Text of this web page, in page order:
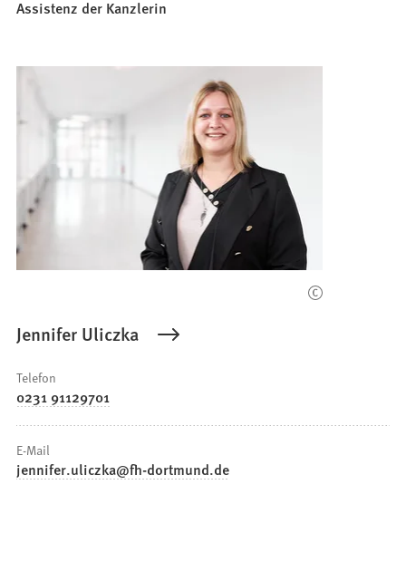
Assistenz der Kanzlerin
Jennifer Uliczka
Telefon
0231 91129701
E-Mail
jennifer.uliczka fh-dortmund de